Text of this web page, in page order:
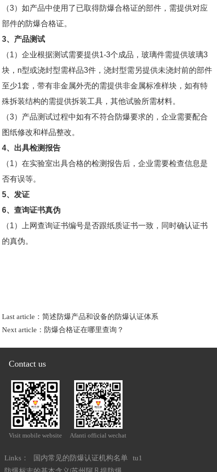
（3）如产品中使用了已取得防爆合格证的部件，需提供对应
部件的防爆合格证。
3、产品测试
（1）企业根据测试需要提供1-3个成品，玻璃件需提供玻璃3
块， n型或浇封型需样品3件，浇封型需另提供未浇封前的部件
至少1套，带有非金属外壳的需提供非金属标准样块，如有特
殊拆装结构的需提供拆装工具，其他试验所需材料。
（3）产品测试过程中如有不符合防爆要求的，企业需要配合
图纸修改和样品整改。
4、出具检测报告
（1）在实验室出具合格的检测报告后，企业需要检查信息是
否有误等。
5、发证
6、查询证书真伪
（1）上网查询证书编号是否跟纸质证书一致，同时确认证书
的真伪。
Last article：简述防爆产品和设备的防爆认证体系
Next article： 防爆合格证在哪里查询？
Contact us
Visit mobile website Afanti official wechat
Links： 国内常见的防爆认证机构名单
tu1